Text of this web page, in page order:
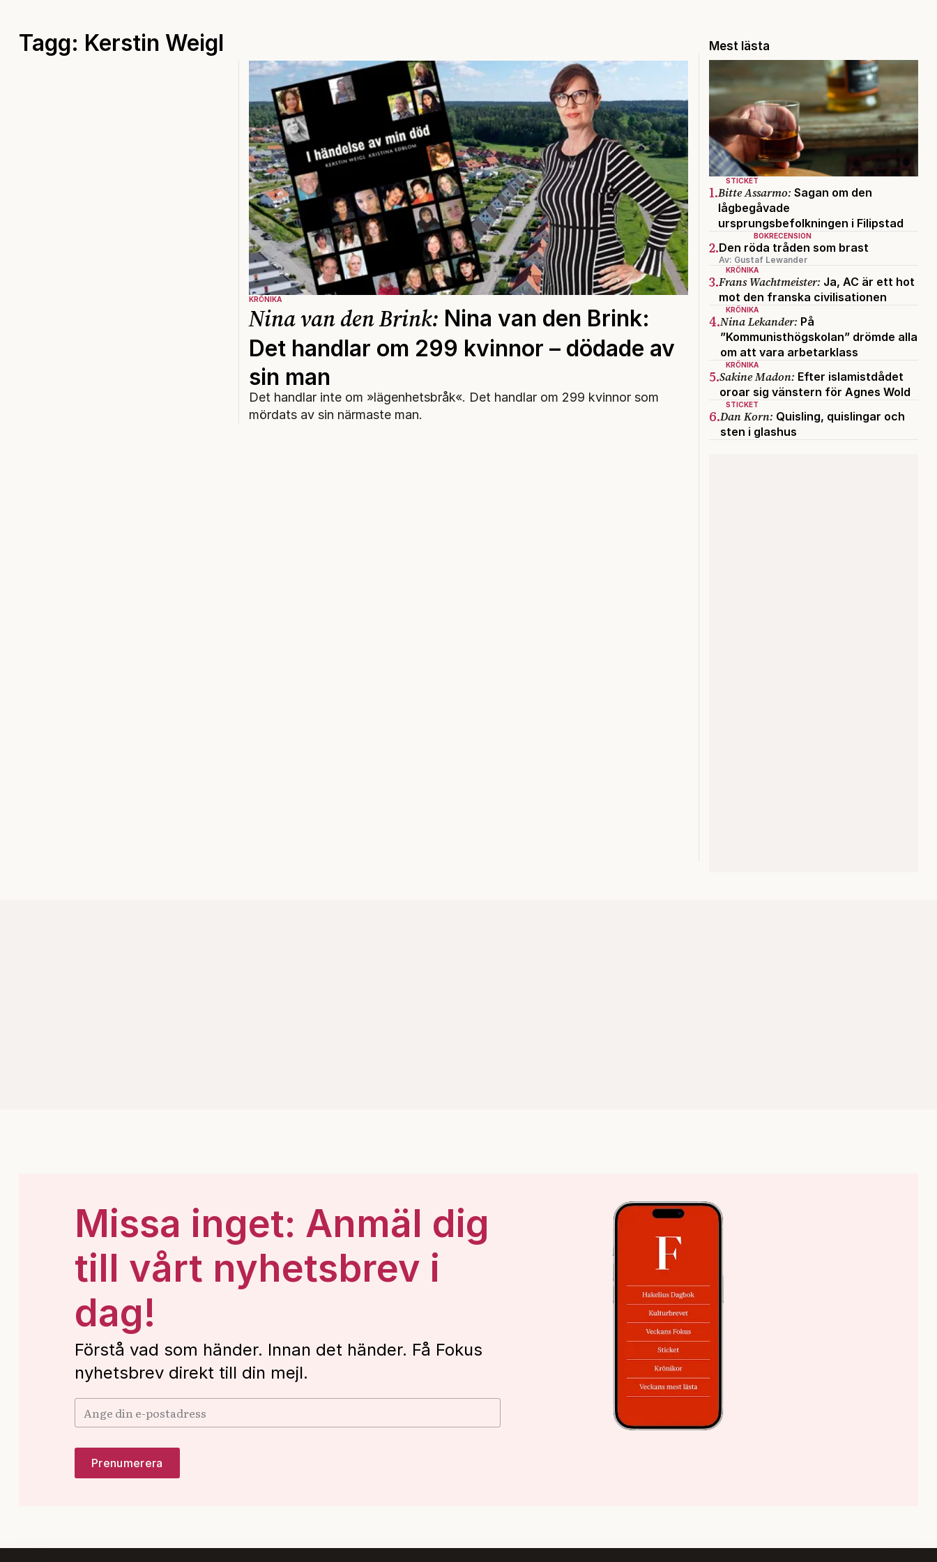
Tagg: Kerstin Weigl
KRÖNIKA
Nina van den Brink: Nina van den Brink:
Det handlar om 299 kvinnor – dödade av
sin man
Det handlar inte om »lägenhetsbråk«. Det handlar om 299 kvinnor som
mördats av sin närmaste man.
Mest lästa
STICKET
1.Bitte Assarmo: Sagan om den
lågbegåvade
ursprungsbefolkningen i Filipstad
BOKRECENSION
2.Den röda tråden som brast
Av: Gustaf Lewander
KRÖNIKA
3.Frans Wachtmeister: Ja, AC är ett hot
mot den franska civilisationen
KRÖNIKA
4.Nina Lekander: På
”Kommunisthögskolan” drömde alla
om att vara arbetarklass
KRÖNIKA
5.Sakine Madon: Efter islamistdådet
oroar sig vänstern för Agnes Wold
STICKET
6.Dan Korn: Quisling, quislingar och
sten i glashus
Missa inget: Anmäl dig
till vårt nyhetsbrev i
dag!
Förstå vad som händer. Innan det händer. Få Fokus
nyhetsbrev direkt till din mejl.